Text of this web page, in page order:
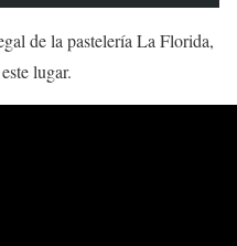
de la pastelería La Florida,
lugar.